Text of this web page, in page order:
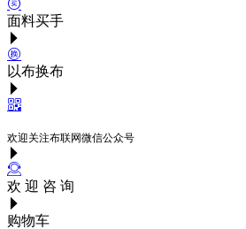
面料买手
以布换布
欢迎关注布联网微信公众号
欢 迎 咨 询
购物车